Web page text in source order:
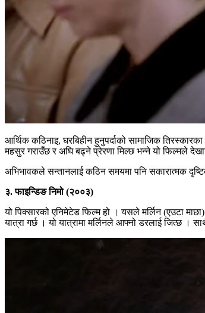
आर्थिक कठिनाइ, घरबिहीन हुनुपर्दाको सामाजिक
महसुर गराउँछ र अघि बढ्ने प्रेरणा मिल्छ भन्ने यो फिल्मले
अभिभावकले सन्तानलाई कठिन समयमा पनि सकारात्मक
३. फाइन्डिङ निमो (२००३)
यो पिक्सारको एनिमेटेड फिल्म हो । यसले मर्लिन (एउटा
यात्रा गर्छ । यो यात्रामा मर्लिनले आफ्नो डरलाई जित्छ ।